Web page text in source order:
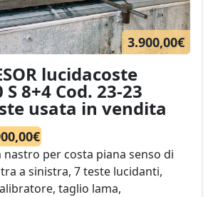
3.900,00€
lucidacoste
S 8+4 Cod. 23-23
usata in vendita
nastro per costa piana senso di
a sinistra, 7 teste lucidanti,
taglio lama,